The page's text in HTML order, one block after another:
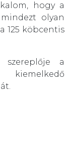
hogy a
olyan
125 köbcentis
a